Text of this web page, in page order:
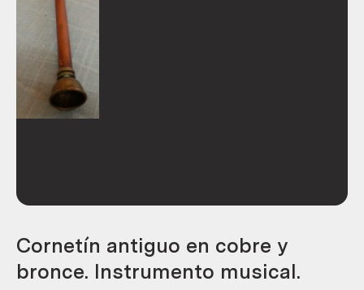
Cornetín antiguo en cobre y
bronce. Instrumento musical.